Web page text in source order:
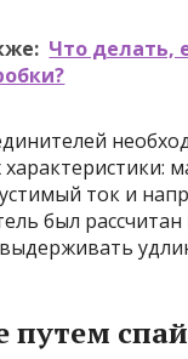
Что делать,
ток и
был рассчитан
путем